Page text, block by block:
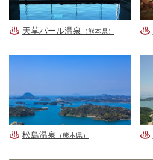
天草パール温泉 （熊本県）
松島温泉 （熊本県）